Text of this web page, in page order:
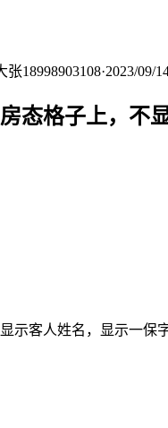
18998903108·2023/09/
态格子上，不
示客人姓名，显示一保